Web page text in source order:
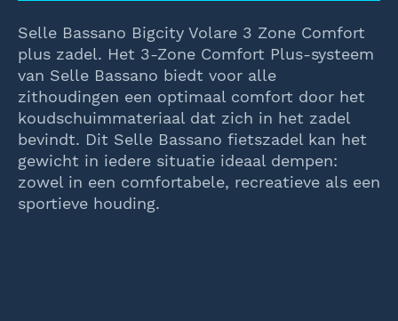
Selle Bassano Bigcity Volare 3 Zone Comfort
plus zadel. Het 3-Zone Comfort Plus-systeem
van Selle Bassano biedt voor alle
zithoudingen een optimaal comfort door het
koudschuimmateriaal dat zich in het zadel
bevindt. Dit Selle Bassano fietszadel kan het
gewicht in iedere situatie ideaal dempen:
zowel in een comfortabele, recreatieve als een
sportieve houding.